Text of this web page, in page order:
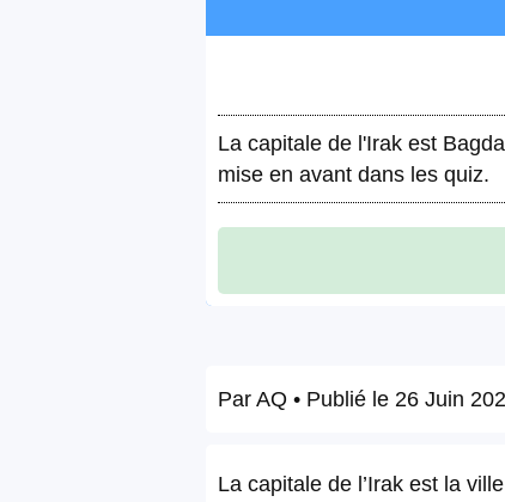
La capitale de l'Irak est
mise en avant dans les quiz.
Par AQ • Publié le 26 Juin
La capitale de l’Irak est la